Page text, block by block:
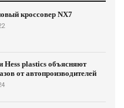
кроссовер NX7
Hess plastics объясняют
от автопроизводителей